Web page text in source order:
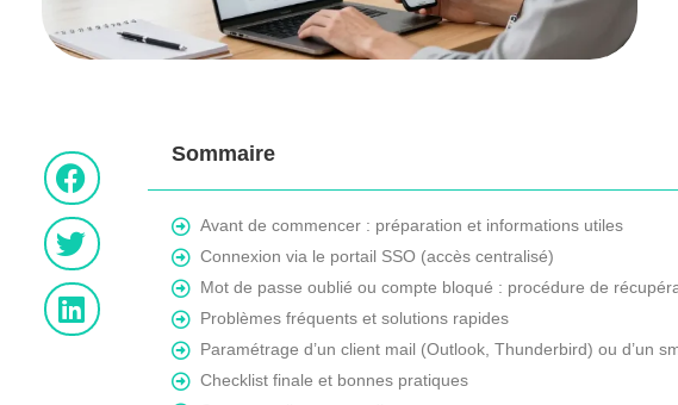
Sommaire
Avant de commencer : préparation et informations utiles
Connexion via le portail SSO (accès centralisé)
Mot de passe oublié ou compte bloqué : procédure de
Problèmes fréquents et solutions rapides
Paramétrage d’un client mail (Outlook, Thunderbird) ou d’un
Checklist finale et bonnes pratiques